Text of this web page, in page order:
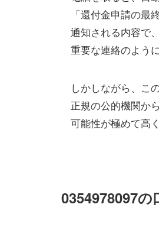
「還付金申請の最
通知される内容で
重要な連絡のよう
しかしながら、こ
正規の公的機関か
可能性が極めて高
0354978097